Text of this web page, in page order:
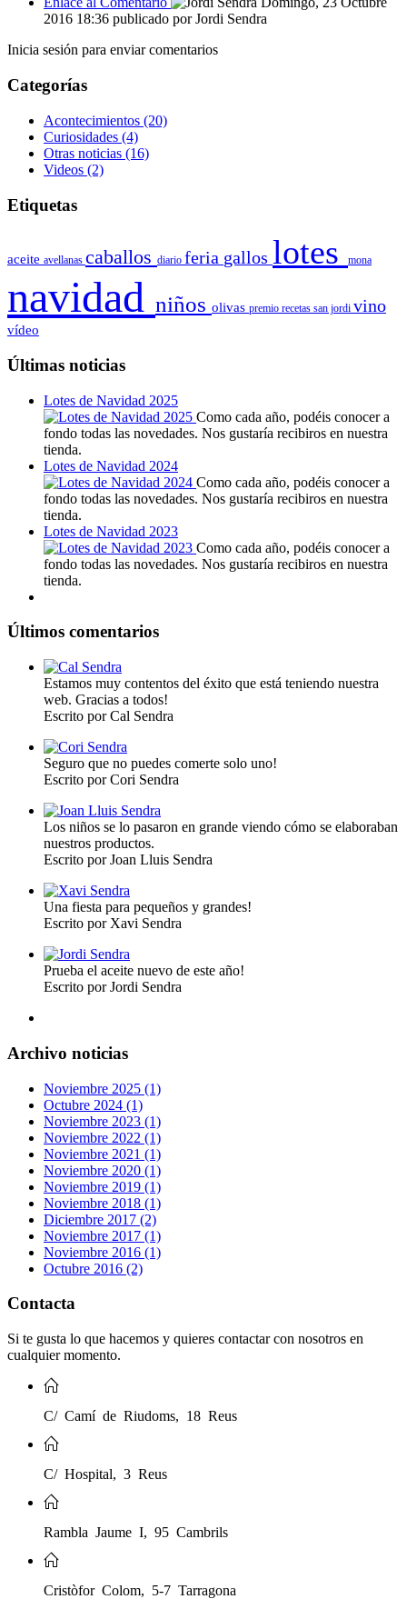
2016 18:36 publicado porJordi Sendra
Inicia sesión para enviar comentarios
Categorías
Acontecimientos (20)
Curiosidades (4)
Otras noticias (16)
Videos (2)
Etiquetas
aceite avellanas caballos diario feria gallos lotes mona
navidad niños olivas premio recetas san jordi vino
vídeo
Últimas noticias
Lotes de Navidad 2025
Como cada año, podéis conocer a
fondo todas las novedades. Nos gustaría recibiros en nuestra
tienda.
Lotes de Navidad 2024
Como cada año, podéis conocer a
fondo todas las novedades. Nos gustaría recibiros en nuestra
tienda.
Lotes de Navidad 2023
Como cada año, podéis conocer a
fondo todas las novedades. Nos gustaría recibiros en nuestra
tienda.
Últimos comentarios
Estamos muy contentos del éxito que está teniendo nuestra
web. Gracias a todos!
Escrito por Cal Sendra
Seguro que no puedes comerte solo uno!
Escrito por Cori Sendra
Los niños se lo pasaron en grande viendo cómo se elaboraban
nuestros productos.
Escrito por Joan Lluis Sendra
Una fiesta para pequeños y grandes!
Escrito por Xavi Sendra
Prueba el aceite nuevo de este año!
Escrito por Jordi Sendra
Archivo noticias
Noviembre 2025 (1)
Octubre 2024 (1)
Noviembre 2023 (1)
Noviembre 2022 (1)
Noviembre 2021 (1)
Noviembre 2020 (1)
Noviembre 2019 (1)
Noviembre 2018 (1)
Diciembre 2017 (2)
Noviembre 2017 (1)
Noviembre 2016 (1)
Octubre 2016 (2)
Contacta
Si te gusta lo que hacemos y quieres contactar con nosotros en
cualquier momento.
C/ Camí de Riudoms, 18 Reus
C/ Hospital, 3 Reus
Rambla Jaume I, 95 Cambrils
Cristòfor Colom, 5-7 Tarragona